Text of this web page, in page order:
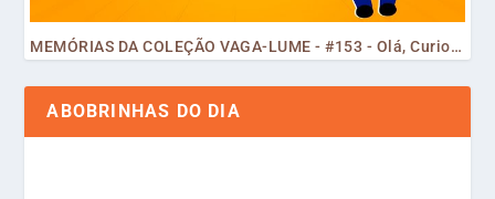
MEMÓRIAS DA COLEÇÃO VAGA-LUME - #153 - Olá, Curiosos! 2023
ABOBRINHAS DO DIA